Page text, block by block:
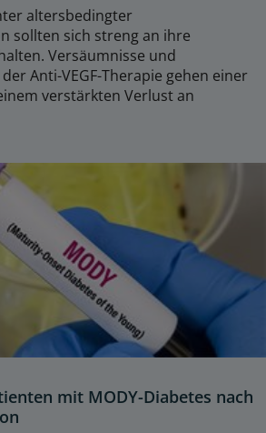
altersbedingter
sollten sich streng an ihre
Versäumnisse und
Anti-VEGF-Therapie gehen einer
verstärkten Verlust an
mit MODY-Diabetes nach